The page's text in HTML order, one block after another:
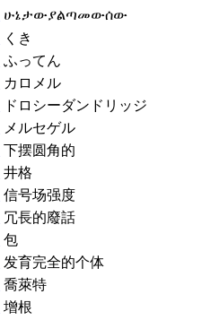
ሁኔታውያልጣመውሰው
くき
ふってん
カロメル
ドロシーダンドリッジ
メルセゲル
下摆圆角的
井格
信号场强度
冗長的廢話
包
发育完全的个体
喬萊特
增根